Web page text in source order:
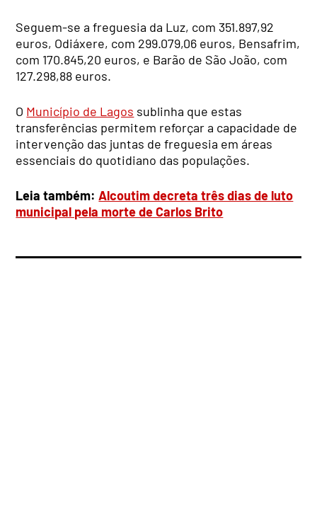
Seguem-se a freguesia da Luz, com 351.897,92
euros, Odiáxere, com 299.079,06 euros, Bensafrim,
com 170.845,20 euros, e Barão de São João, com
127.298,88 euros.
O Município de Lagos sublinha que estas
transferências permitem reforçar a capacidade de
intervenção das juntas de freguesia em áreas
essenciais do quotidiano das populações.
Leia também:Alcoutim decreta três dias de luto
municipal pela morte de Carlos Brito